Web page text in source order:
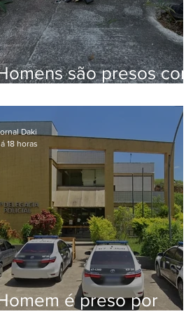
são presos com
Brejal
é preso por
Daki
18 horas